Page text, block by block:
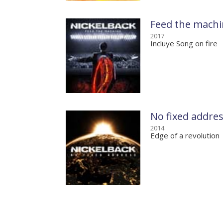
Feed the
2017
Incluye Song on fire
No fixed
2014
Edge of a revolution